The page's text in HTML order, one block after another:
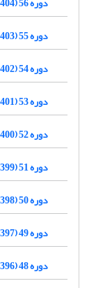
دوره 55 (1403)
دوره 54 (1402)
دوره 53 (1401)
دوره 52 (1400)
دوره 51 (1399)
دوره 50 (1398)
دوره 49 (1397)
دوره 48 (1396)